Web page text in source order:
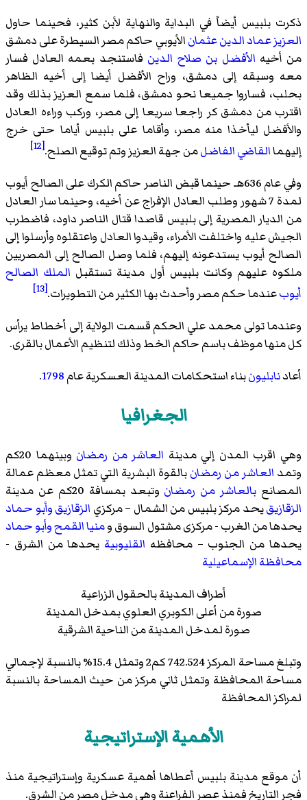
ذكرت بلبيس أيضاً في البداية والنهاية لأبن كثير، فحينما حاول
العزيز عماد الدين عثمانالأيوبي حاكم مصر السيطرة على دمشق
من أخيه الأفضل بن صلاح الدين فاستنجد بعمه العادل فسار
معه وسبقه إلى دمشق، وراح الأفضل أيضا إلى أخيه الظاهر
بحلب، فساروا جميعا نحو دمشق، فلما سمع العزيز بذلك وقد
اقترب من دمشق كر راجعا سريعا إلى مصر، وركب وراءه العادل
والأفضل ليأخذا منه مصر، وأقاما على بلبيس أياما حتى خرج
إليهماالقاضي الفاضلمن جهة العزيز وتم توقيع الصلح.[12]
وفي عام 636هـ حينما قبض الناصر حاكم الكرك على الصالح أيوب
لمدة 7 شهور وطلب العادل الإفراج عن أخيه، وحينما سار العادل
من الديار المصرية إلى بلبيس قاصدا قتال الناصر داود، فاضطرب
الجيش عليه واختلفت الأمراء، وقيدوا العادل واعتقلوه وأرسلوا إلى
الصالح أيوب يستدعونه إليهم، فلما وصل الصالح إلى المصريين
ملكوه عليهم وكانت بلبيس أول مدينة تستقبل الملك الصالح
أيوبعندما حكم مصر وأحدث بها الكثير من التطويرات.[13]
وعندما تولى محمد علي الحكم قسمت الولاية إلى أخطاط يرأس
كل منها موظف باسم حاكم الخط وذلك لتنظيم الأعمال بالقرى.
أعادنابليونبناء استحكامات المدينة العسكرية عام1798
.
الجغرافيا
وهي اقرب المدن إلي مدينة العاشر من رمضان
وبينهما 20كم
وتمد العاشر من رمضانبالقوة البشرية التي تمثل معظم عمالة
المصانع بالعاشر من رمضان وتبعد بمسافة 20كم عن مدينة
الزقازيقيحد مركز بلبيس من الشمال – مركزي الزقازيقوأبو حماد
يحدها من الغرب - مركزى مشتول السوق ومنيا القمحوأبو حماد
يحدها من الجنوب – محافظه القليوبية يحدها من الشرق -
محافظة الإسماعيلية
أطراف المدينة بالحقول الزراعية
صورة من أعلى الكوبري العلوي بمدخل المدينة
صورة لمدخل المدينة من الناحية الشرقية
وتبلغ مساحة المركز 742.524 كم2 وتمثل 15.4% بالنسبة لإجمالي
مساحة المحافظة وتمثل ثاني مركز من حيث المساحة بالنسبة
لمراكز المحافظة
الأهمية الإستراتيجية
أن موقع مدينة بلبيس أعطاها أهمية عسكرية وإستراتيجية منذ
فجر التاريخ فمنذ عصر الفراعنة وهي مدخل مصر من الشرق.